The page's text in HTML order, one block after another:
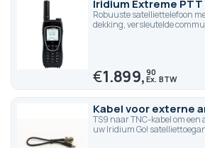
Iridium Extreme
Robuuste satelliettelefoon
dekking, versleutelde
€1.899,90
Kabel voor externe
TS9 naar TNC-kabel om
uw Iridium Go!